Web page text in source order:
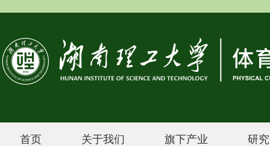
首页 关于我们 旗下产业 研